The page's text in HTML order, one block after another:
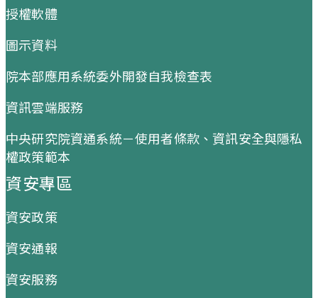
授權軟體
圖示資料
院本部應用系統委外開發自我檢查表
資訊雲端服務
中央研究院資通系統－使用者條款、資訊安全與隱私
權政策範本
資安專區
資安政策
資安通報
資安服務